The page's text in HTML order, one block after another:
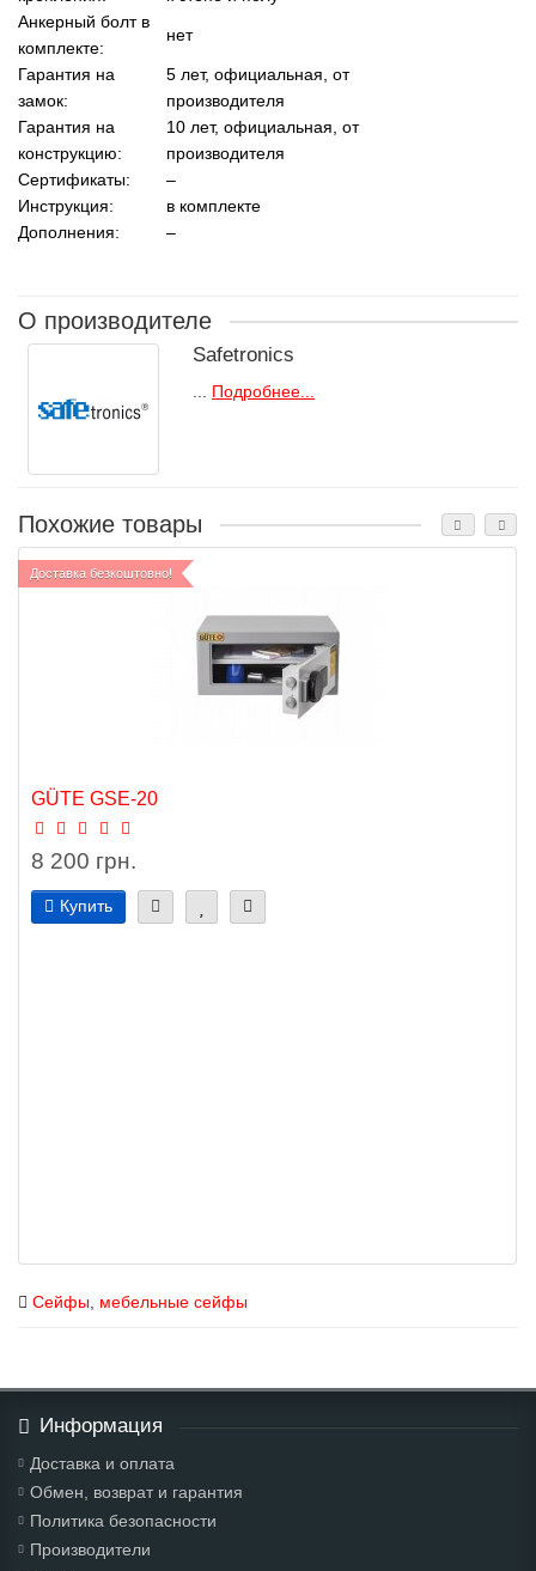
Анкерный болт в
комплекте:
нет
Гарантия на
замок:
5 лет, официальная, от
производителя
Гарантия на
конструкцию:
10 лет, официальная, от
производителя
Сертификаты:
–
Инструкция:
в комплекте
Дополнения:
–
О производителе
Safetronics
Подробнее...
Похожие товары
Доставка безкоштовно!
GÜTE GSE-20
8 200 грн.
Купить
Сейфы мебельные сейфы
Информация
Доставка и оплата
Обмен, возврат и гарантия
Политика безопасности
Производители